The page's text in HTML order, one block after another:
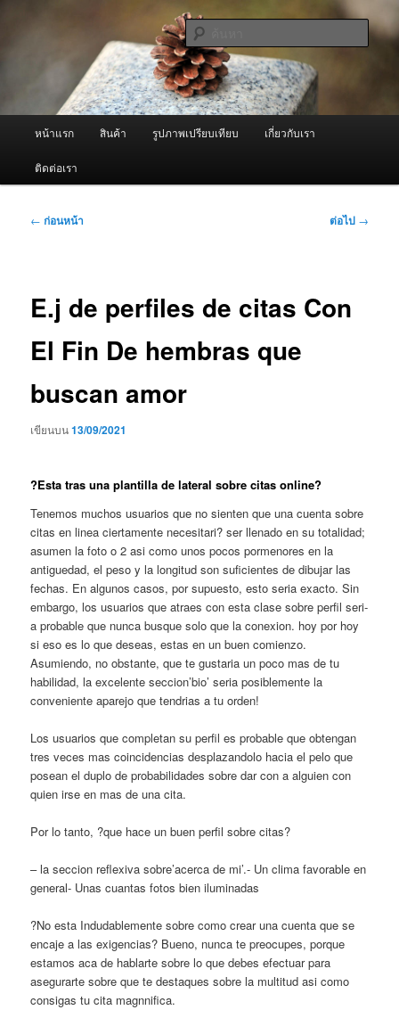
ผู้นำเข้าเครื่องพ่นหมอกควัน Best
Fogger / Fogger One และ อะไหล่
จำหน่ายเครื่องพ่นหมอกควัน คุณภาพดี บริการด้วยความจริงใจ
ค้นหา
หน้าแรก สินค้า รูปภาพเปรียบเทียบ เกี่ยวกับเรา
ติดต่อเรา
เมนู
← ก่อนหน้า ต่อไป →
E.j de perfiles de citas Con
El Fin De hembras que
buscan amor
เขียนบน13/09/2021
?Esta tras una plantilla de lateral sobre citas online?
Tenemos muchos usuarios que no sienten que una cuenta sobre
citas en linea ciertamente necesitari? ser llenado en su totalidad;
asumen la foto o 2 asi­ como unos pocos pormenores en la
antiguedad, el peso y la longitud son suficientes de dibujar las
fechas. En algunos casos, por supuesto, esto seri­a exacto. Sin
embargo, los usuarios que atraes con esta clase sobre perfil seri­
a probable que nunca busque solo que la conexion. hoy por hoy
si eso es lo que deseas, estas en un buen comienzo.
Asumiendo, no obstante, que te gustaria un poco mas de tu
habilidad, la excelente seccion’bio’ seri­a posiblemente la
conveniente aparejo que tendri­as a tu orden!
Los usuarios que completan su perfil es probable que obtengan
tres veces mas coincidencias desplazandolo hacia el pelo que
posean el duplo de probabilidades sobre dar con a alguien con
quien irse en mas de una cita.
Por lo tanto, ?que hace un buen perfil sobre citas?
– la seccion reflexiva sobre’acerca de mi’.- Un clima favorable en
general- Unas cuantas fotos bien iluminadas
?No esta Indudablemente sobre como crear una cuenta que se
encaje a las exigencias? Bueno, nunca te preocupes, porque
estamos aca de hablarte sobre lo que debes efectuar para
asegurarte sobre que te destaques sobre la multitud asi­ como
consigas tu cita magnnifica.